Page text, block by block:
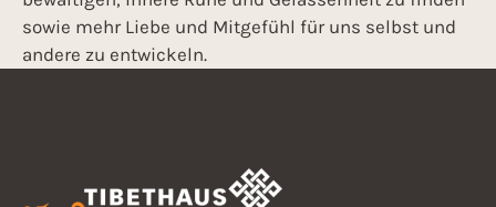
sowie mehr Liebe und Mitgefühl für uns selbst und
andere zu entwickeln.